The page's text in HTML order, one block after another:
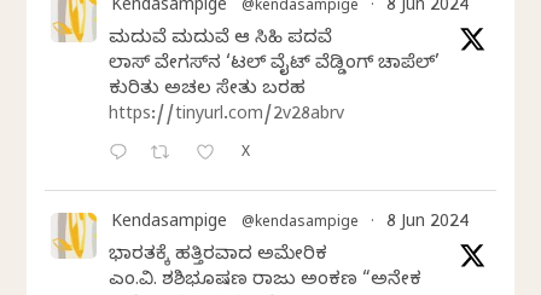
Kendasampige @kendasampige · 8 Jun 2024
ಮದುವೆ ಮದುವೆ ಆ ಸಿಹಿ ಪದವೆ
ಲಾಸ್‌ ವೇಗಸ್‌ನ ‘ಲಿಟಲ್ ವೈಟ್ ವೆಡ್ಡಿಂಗ್ ಚಾಪೆಲ್’
ಕುರಿತು ಅಚಲ ಸೇತು ಬರಹ
https://tinyurl.com/2v28abrv
X
Kendasampige @kendasampige · 8 Jun 2024
ಭಾರತಕ್ಕೆ ಹತ್ತಿರವಾದ ಅಮೇರಿಕ
ಎಂ.ವಿ. ಶಶಿಭೂಷಣ ರಾಜು ಅಂಕಣ “ಅನೇಕ